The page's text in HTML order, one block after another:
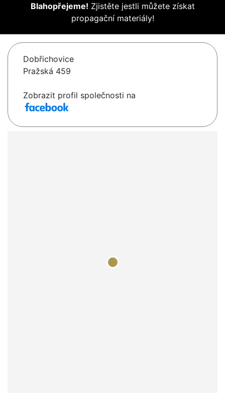
Blahopřejeme! Zjistěte jestli můžete získat
propagační materiály!
Dobřichovice
Pražská 459
Zobrazit profil společnosti na